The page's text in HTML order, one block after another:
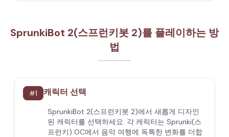
SprunkiBot 2(스프런키봇 2)를 플레이하는 방
법
#1 캐릭터 선택
SprunkiBot 2(스프런키봇 2)에서 새롭게 디자인
된 캐릭터를 선택하세요. 각 캐릭터는 Sprunki(스
프런키) OC에서 음악 여행에 독특한 변화를 더합